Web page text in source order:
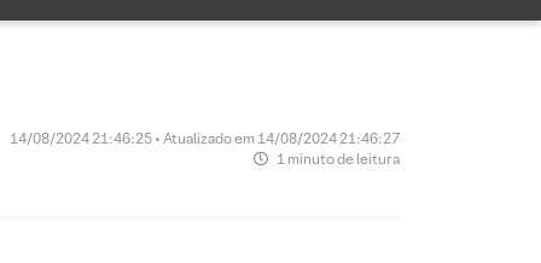
14/08/2024 21:46:25 • Atualizado em 14/08/2024 21:46:27
1 minuto de leitura